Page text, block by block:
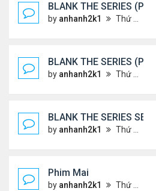
BLANK THE SERIES
by anhanh2k1 Thứ 6 Tháng 5 24, 2024 1:54 am
BLANK THE SERIES
by anhanh2k1 Thứ 6 Tháng 5 24, 2024 1:53 am
BLANK THE SERIES
by anhanh2k1 Thứ 5 Tháng 5 23, 2024 1:03 am
Phim Mai
by anhanh2k1 Thứ 3 Tháng 5 21, 2024 1:06 am